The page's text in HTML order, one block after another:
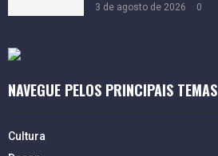
3 de agosto de 2026 0
NAVEGUE PELOS PRINCIPAIS TEMAS
Cultura